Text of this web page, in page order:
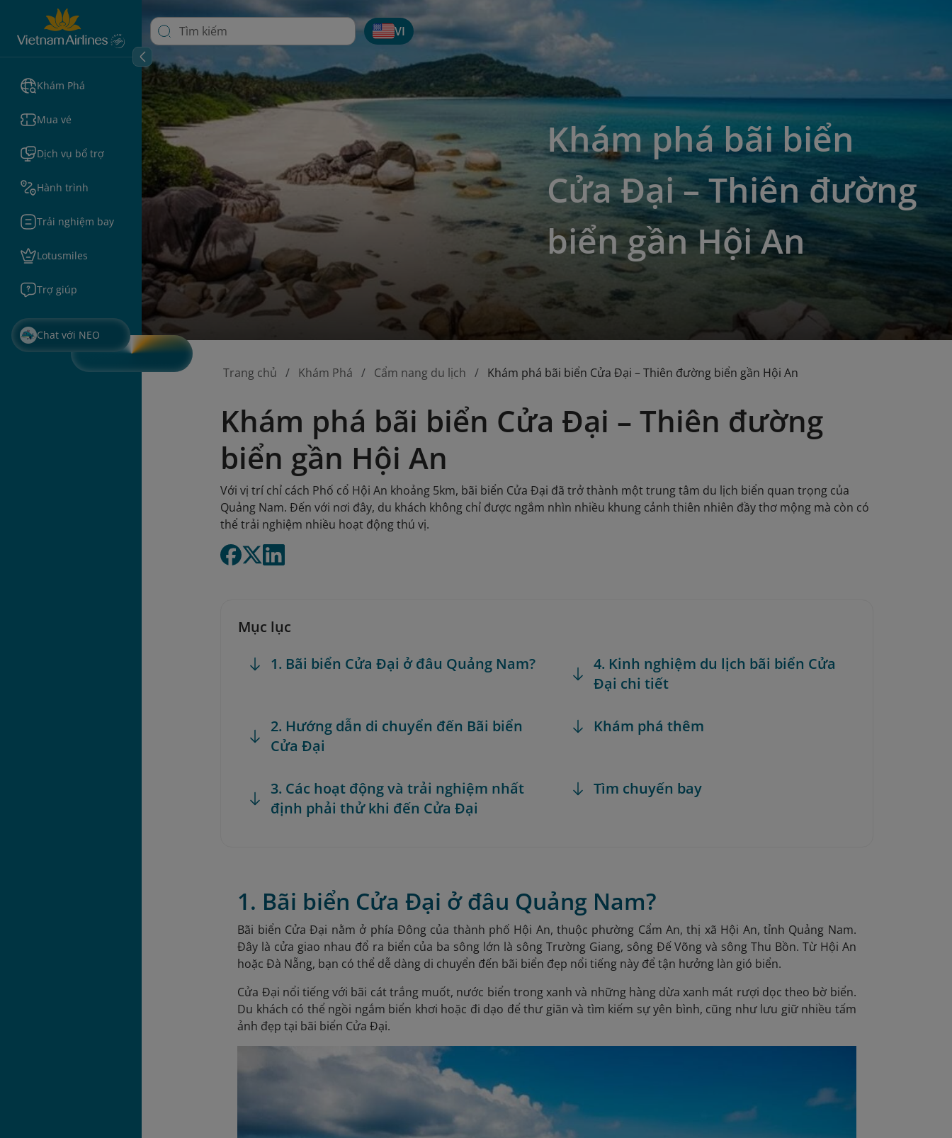
Khám Phá
Mua vé
Dịch vụ bổ trợ
Hành trình
Trải nghiệm bay
Lotusmiles
Trợ giúp
Chat với NEO
VI
Khám phá bãi biển
Cửa Đại – Thiên đường
biển gần Hội An
Trang chủ Khám Phá Cẩm nang du lịch Khám phá bãi biển Cửa Đại – Thiên đường biển gần Hội An
Khám phá bãi biển Cửa Đại – Thiên đường
biển gần Hội An
Với vị trí chỉ cách Phố cổ Hội An khoảng 5km, bãi biển Cửa Đại đã trở thành một trung tâm du lịch biển quan trọng của
Quảng Nam. Đến với nơi đây, du khách không chỉ được ngắm nhìn nhiều khung cảnh thiên nhiên đầy thơ mộng mà còn có
thể trải nghiệm nhiều hoạt động thú vị.
Mục lục
1. Bãi biển Cửa Đại ở đâu Quảng Nam?
2. Hướng dẫn di chuyển đến Bãi biển
Cửa Đại
3. Các hoạt động và trải nghiệm nhất
định phải thử khi đến Cửa Đại
4. Kinh nghiệm du lịch bãi biển Cửa
Đại chi tiết
Khám phá thêm
Tìm chuyến bay
1. Bãi biển Cửa Đại ở đâu Quảng Nam?
Bãi biển Cửa Đại nằm ở phía Đông của thành phố Hội An, thuộc phường Cẩm An, thị xã Hội An, tỉnh Quảng Nam.
Đây là cửa giao nhau đổ ra biển của ba sông lớn là sông Trường Giang, sông Đế Võng và sông Thu Bồn. Từ Hội An
hoặc Đà Nẵng, bạn có thể dễ dàng di chuyển đến bãi biển đẹp nổi tiếng này để tận hưởng làn gió biển.
Cửa Đại nổi tiếng với bãi cát trắng muốt, nước biển trong xanh và những hàng dừa xanh mát rượi dọc theo bờ biển.
Du khách có thể ngồi ngắm biển khơi hoặc đi dạo để thư giãn và tìm kiếm sự yên bình, cũng như lưu giữ nhiều tấm
ảnh đẹp tại bãi biển Cửa Đại.